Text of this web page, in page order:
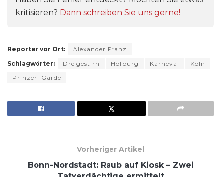
kritisieren? Dann schreiben Sie uns gerne!
Reporter vor Ort:
Alexander Franz
Schlagwörter:
Dreigestirn Hofburg Karneval
Köln
Prinzen-Garde
Vorheriger Artikel
Bonn-Nordstadt: Raub auf Kiosk – Zwei